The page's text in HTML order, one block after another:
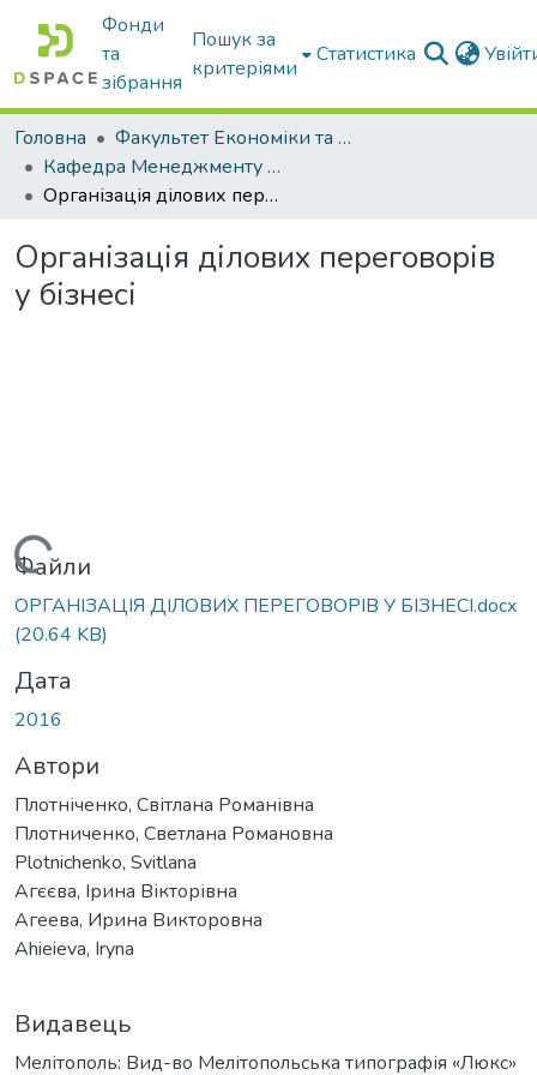
Фонди
та
зібрання
Пошук за
критеріями
Статистика
Головна
Факультет Економіки та бізнесу
Кафедра Менеджменту та публічного адміністрування
Організація ділових переговорів у бізнесі
Організація ділових переговорів
у бізнесі
Вантажиться...
Файли
ОРГАНІЗАЦІЯ ДІЛОВИХ ПЕРЕГОВОРІВ У БІЗНЕСІ.docx
(20.64 KB)
Дата
2016
Автори
Плотніченко, Світлана Романівна
Плотниченко, Светлана Романовна
Plotnichenko, Svitlana
Агєєва, Ірина Вікторівна
Агеева, Ирина Викторовна
Ahieieva, Iryna
Видавець
Мелітополь: Вид-во Мелітопольська типографія «Люкс»